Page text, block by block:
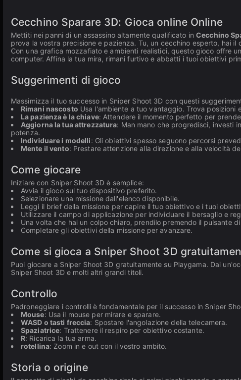
Cecchino Sparare 3D: Gioca online Online
Mettiti nei panni di un assassino altamente qualificato inCecchino
prova la vostra precisione e pazienza. Tu, un cecchino esperto, hai
Con una grafica mozzafiato e ambienti realistici, questo gioco offre
computer. Affina la tua mira, rimani furtivo e abbatti i tuoi obiettivi
Suggerimenti di gioco
Massimizza il tuo successo in Sniper Shoot 3D con questi
Rimani nascosto Usa l'ambiente a tuo vantaggio. Trova
La pazienza è la chiave: Attendere il momento perfetto per
Aggiorna la tua attrezzatura: Man mano che progredisci, investi
potenza.
Individuare i modelli: Gli obiettivi spesso seguono percorsi
Mente il vento: Prestare attenzione alla direzione e alla velocità
Come giocare
Iniziare con Sniper Shoot 3D è semplice:
Avvia il gioco sul tuo dispositivo preferito.
Selezionare una missione dall'elenco disponibile.
Leggi il brief della missione per capire il tuo obiettivo e i tuoi
Utilizzare il campo di applicazione per individuare il bersaglio e
Una volta che hai un colpo chiaro, prendilo premendo il pulsante
Completare gli obiettivi della missione per avanzare.
Come si gioca a Sniper Shoot 3D
Puoi giocare a Sniper Shoot 3D gratuitamente su Playgama. Dai
Sniper Shoot 3D e molti altri grandi titoli.
Controllo
Padroneggiare i controlli è fondamentale per il successo in Sniper
Mouse: Usa il mouse per mirare e sparare.
WASD o tasti freccia: Spostare l'angolazione della telecamera.
Spaziatrice: Trattenere il respiro per obiettivo costante.
R: Ricarica la tua arma.
rotellina: Zoom in e out con il vostro ambito.
Storia o origine